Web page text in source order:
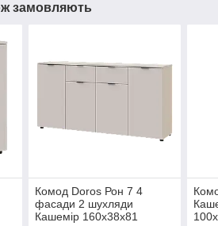
замовляють
Комод Doros Рон 7 4
фасади 2 шухляди
Кашемір 160х38х81